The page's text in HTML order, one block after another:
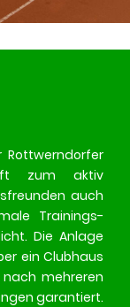
zum aktiv
auch
Trainings-
Die Anlage
ein Clubhaus
mehreren
garantiert.